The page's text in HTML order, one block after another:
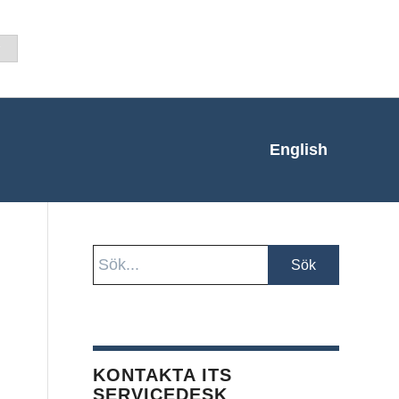
English
KONTAKTA ITS
SERVICEDESK